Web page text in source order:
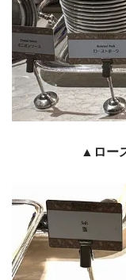
▲ロー